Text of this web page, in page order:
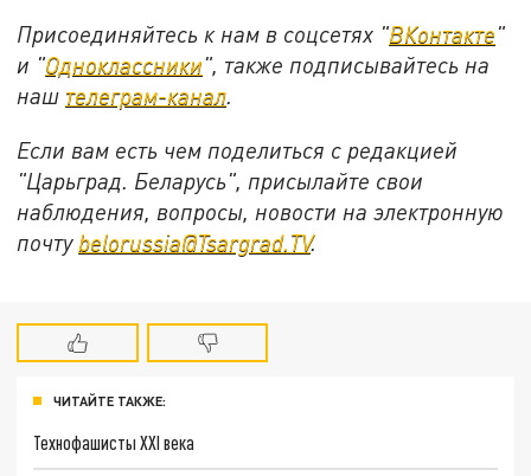
Присоединяйтесь к нам в соцсетях "ВКонтакте"
и "Одноклассники", также подписывайтесь на
наш телеграм-канал.
Если вам есть чем поделиться с редакцией
"Царьград. Беларусь", присылайте свои
наблюдения, вопросы, новости на электронную
почту belorussia@Tsargrad.TV.
ЧИТАЙТЕ ТАКЖЕ:
Технофашисты XXI века